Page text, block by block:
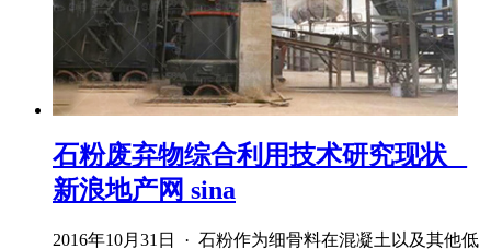
石粉废弃物综合利用技术研究现状 _
新浪地产网 sina
2016年10月31日 · 石粉作为细骨料在混凝土以及其他低